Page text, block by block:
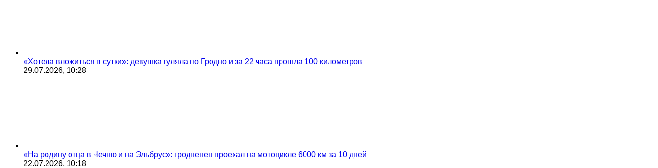
«Хотела вложиться в сутки»: девушка гуляла по Гродно и за 22 часа прошла 100 километров
29.07.2026, 10:28
«На родину отца в Чечню и на Эльбрус»: гродненец проехал на мотоцикле 6000 км за 10 дней
22.07.2026, 10:18